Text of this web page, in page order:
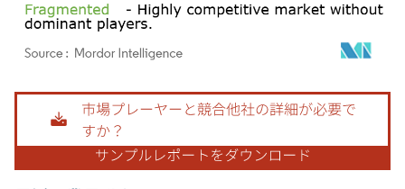
画像 © Mordor Intelligence。再利用にはCC BY 4.0の表示が必要です。